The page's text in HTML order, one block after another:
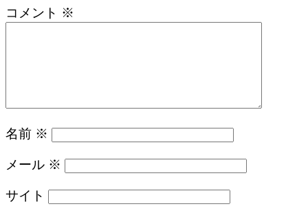
コメント ※
名前 ※
メール ※
サイト